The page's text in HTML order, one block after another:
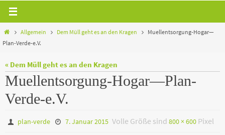
HomeAllgemein Dem Müll geht es an den Kragen
Muellentsorgung-Hogar—
Plan-Verde-e.V.
« Dem Müll geht es an den Kragen
Muellentsorgung-Hogar—Plan-
Verde-e.V.
plan-verde 7. Januar 2015 Volle Größe sind 800 × 600Pixel